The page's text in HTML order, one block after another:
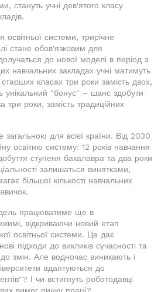
стануть учні дев'ятого класу
системи, трирічне
стане обов'язковим для
до нової моделі в період з
навчальних закладах учні матимуть
класах три роки замість двох,
унікальний "бонус" – шанс здобути
три роки, замість традиційних
для всієї країни. Від 2030
освітню систему: 12 років навчання
ступеня бакалавра та два роки
залишаться винятками,
більшої кількості навчальних
працюватиме ще в
відкриваючи новий етап
освітньої системи. Це дає
підходи до викликів сучасності та
до змін. Але водночас виникають і
адаптуються до
І чи встигнуть роботодавці